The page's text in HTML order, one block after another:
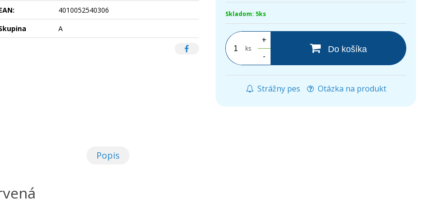
Skladom: 5ks
ks
+
-
Do košíka
Strážny pes Otázka na produkt
4010052540306
A
Popis